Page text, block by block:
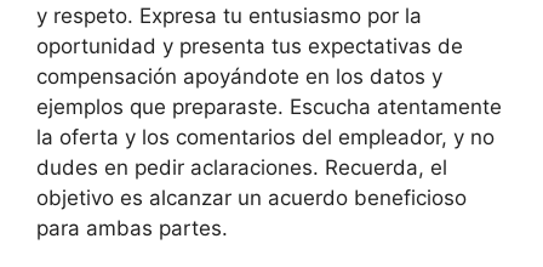
y respeto. Expresa tu entusiasmo por la
oportunidad y presenta tus expectativas de
compensación apoyándote en los datos y
ejemplos que preparaste. Escucha atentamente
la oferta y los comentarios del empleador, y no
dudes en pedir aclaraciones. Recuerda, el
objetivo es alcanzar un acuerdo beneficioso
para ambas partes.